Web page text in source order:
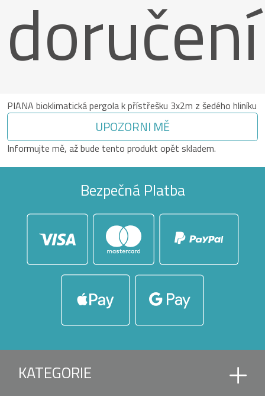
doručení
PIANA bioklimatická pergola k přístřešku 3x2m z šedého hliníku
UPOZORNI MĚ
Informujte mě, až bude tento produkt opět skladem.
Bezpečná Platba
KATEGORIE